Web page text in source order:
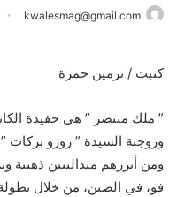
kwalesmag@gmail.com
كتبت / نرمين حمزة
” ملك منتصر ” هى حفيدة
وزوجتة السيدة ” زوزو
ومن أبرزهم ميداليتين ذهبية
فو، في الصين، من خلال بطولة